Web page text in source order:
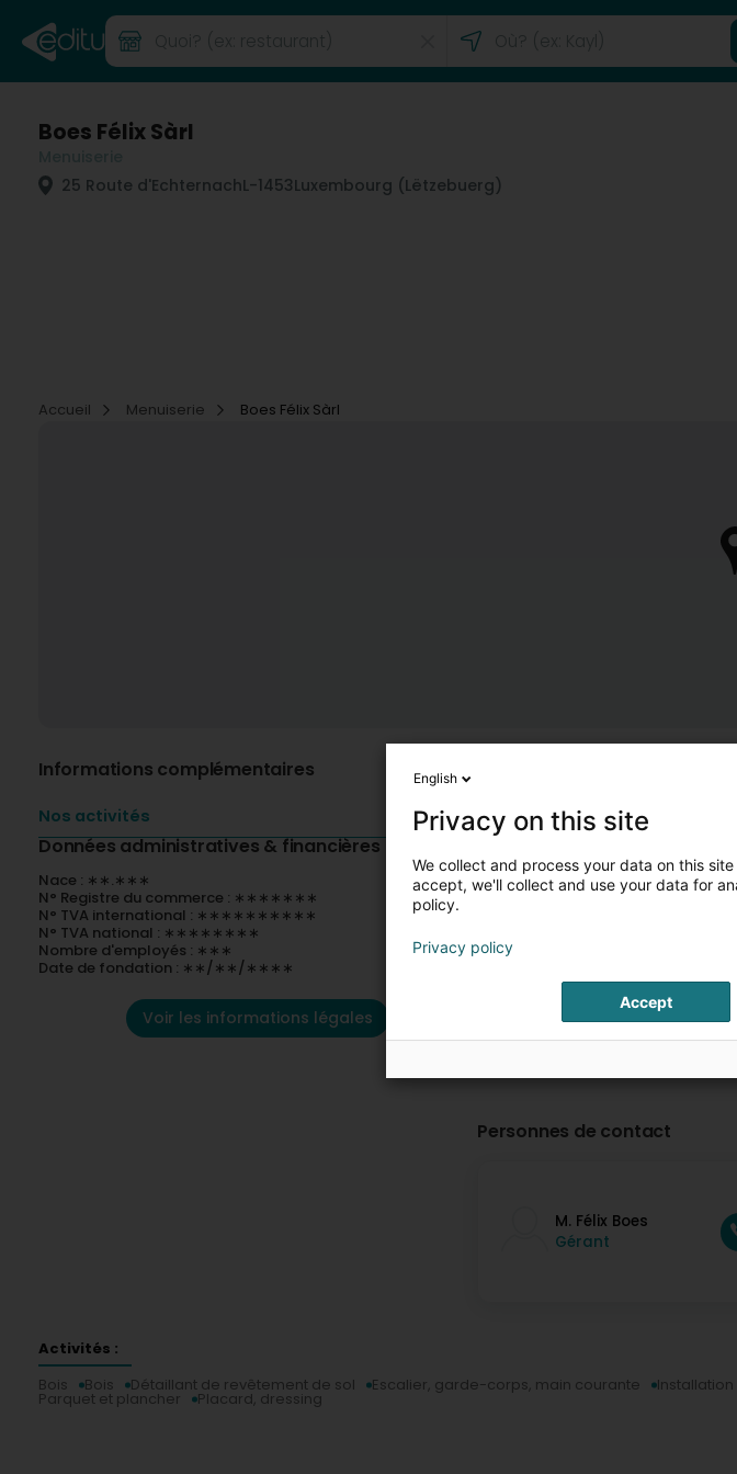
Boes Félix Sàrl
25 Route d'EchternachL-1453Luxembourg (Lëtzebuerg)
Accueil
Menuiserie Boes Félix Sàrl
Informations complémentaires
Nos activités
Données administratives & financières
Nace : ∗∗.∗∗∗
N° Registre du commerce : ∗∗∗∗∗∗∗
N° TVA international : ∗∗∗∗∗∗∗∗∗∗
N° TVA national : ∗∗∗∗∗∗∗∗
Nombre d'employés : ∗∗∗
Date de fondation : ∗∗/∗∗/∗∗∗∗
Voir les informations légales
Personnes de contact
M. Félix Boes
Gérant
Activités :
Bois
Bois Détaillant de revêtement de sol Escalier, garde-corps, main courante
Parquet et plancher Placard, dressing
English
Privacy on this site
We collect and process your data on this
accept, we'll collect and use your data for
policy.
Privacy policy
Accept